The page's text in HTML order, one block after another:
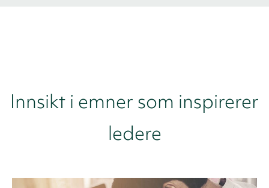
Innsikt i emner som inspirerer
ledere